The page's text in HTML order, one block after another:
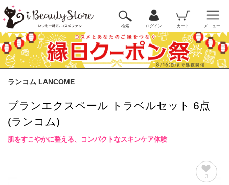
検索 ログイン カート メニュー
ランコム LANCOME
ブランエクスペール トラベルセット 6点
(ランコム)
肌をすこやかに整える、コンパクトなスキンケア体験
3